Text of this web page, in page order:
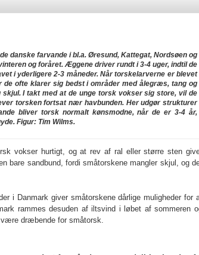
danske farvande i bl.a. Øresund, Kattegat, Nordsøen og
og foråret. Æggene driver rundt i 3-4 uger, indtil de
i yderligere 2-3 måneder. Når torskelarverne er blevet
ofte klarer sig bedst i områder med ålegræs, tang og
I takt med at de unge torsk vokser sig store, vil de
torsken fortsat nær havbunden. Her udgør strukturer
bliver torsk normalt kønsmodne, når de er 3-4 år,
Figur: Tim Wilms.
vokser hurtigt, og at rev af ral eller større sten
bare sandbund, fordi småtorskene mangler skjul, og
i Danmark giver småtorskene dårlige muligheder for
rammes desuden af iltsvind i løbet af sommeren
dræbende for småtorsk.